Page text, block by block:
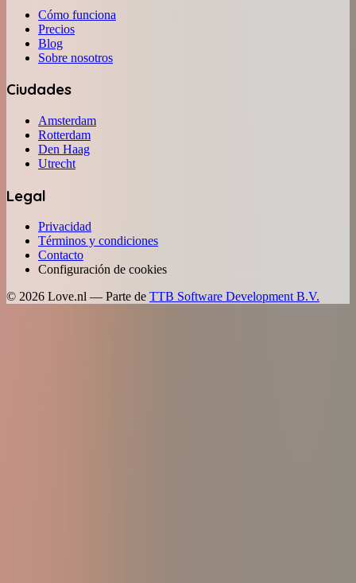
Cómo funciona
Precios
Blog
Sobre nosotros
Ciudades
Amsterdam
Rotterdam
Den Haag
Utrecht
Legal
Privacidad
Términos y condiciones
Contacto
Configuración de cookies
© 2026 Love.nl — Parte de TTB Software Development B.V.